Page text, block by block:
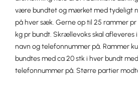
være bundtet og mærket med tydeligt
på hver sæk. Gerne op til 25 rammer pr
kg pr bundt. Skrællevoks skal afleveres
navn og telefonnummer på. Rammer
bundtes med ca 20 stk i hver bundt
telefonnummer på. Større partier